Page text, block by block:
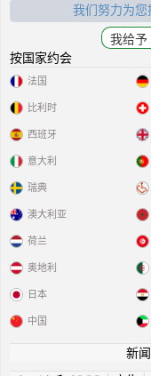
我们努力为您
按国家约会
法国
比利时
西班牙
意大利
瑞典
澳大利亚
荷兰
奥地利
日本
中国
新闻